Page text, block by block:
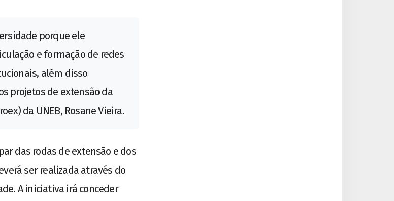
porque ele
e formação de redes
além disso
projetos de extensão da
da UNEB, Rosane Vieira.
das rodas de extensão e dos
ser realizada através do
A iniciativa irá conceder